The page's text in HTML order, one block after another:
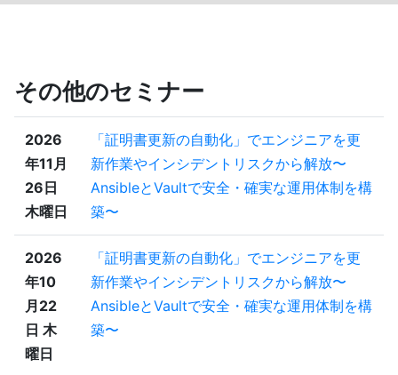
その他のセミナー
2026
年11月
26日
木曜日
「証明書更新の自動化」でエンジニアを更
新作業やインシデントリスクから解放〜
AnsibleとVaultで安全・確実な運用体制を構
築〜
2026
年10
月22
日 木
曜日
「証明書更新の自動化」でエンジニアを更
新作業やインシデントリスクから解放〜
AnsibleとVaultで安全・確実な運用体制を構
築〜